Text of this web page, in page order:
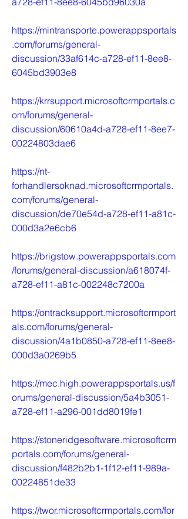
https://mintransporte.powerappsportals
.com/forums/general-
discussion/33af614c-a728-ef11-8ee8-
6045bd3903e8
https://krrsupport.microsoftcrmportals.c
om/forums/general-
discussion/60610a4d-a728-ef11-8ee7-
00224803dae6
https://nt-
forhandlersoknad.microsoftcrmportals.
com/forums/general-
discussion/de70e54d-a728-ef11-a81c-
000d3a2e6cb6
https://brigstow.powerappsportals.com
/forums/general-discussion/a618074f-
a728-ef11-a81c-002248c7200a
https://ontracksupport.microsoftcrmport
als.com/forums/general-
discussion/4a1b0850-a728-ef11-8ee8-
000d3a0269b5
https://mec.high.powerappsportals.us/f
orums/general-discussion/5a4b3051-
a728-ef11-a296-001dd8019fe1
https://stoneridgesoftware.microsoftcrm
portals.com/forums/general-
discussion/f482b2b1-1f12-ef11-989a-
00224851de33
https://twor.microsoftcrmportals.com/for